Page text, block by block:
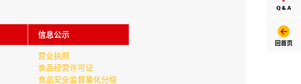
Q & A
回首页
信息公示
营业执照
食品经营许可证
食品安全监督量化分级